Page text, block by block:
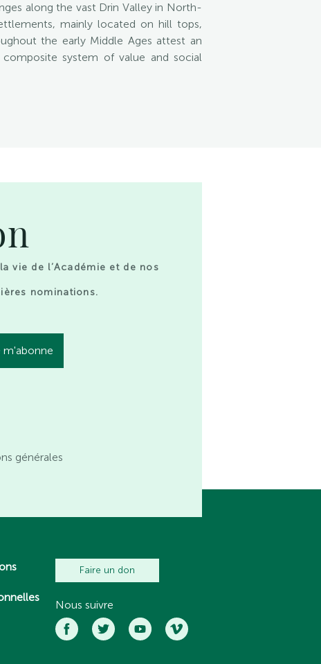
along the vast Drin Valley in North-
mainly located on hill tops,
the early Middle Ages attest an
system of value and social
vie de l’Académie et de nos
nominations.
générales
Faire un don
Nous suivre